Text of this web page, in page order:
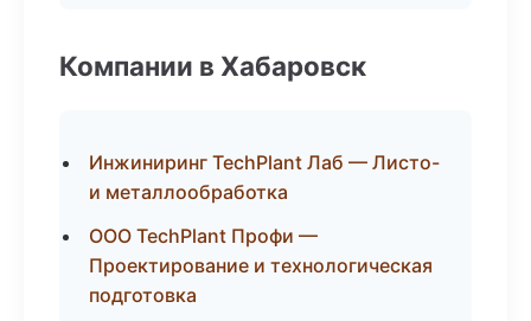
Компании в Хабаровск
Инжиниринг TechPlant Лаб — Листо-
и металлообработка
ООО TechPlant Профи —
Проектирование и технологическая
подготовка